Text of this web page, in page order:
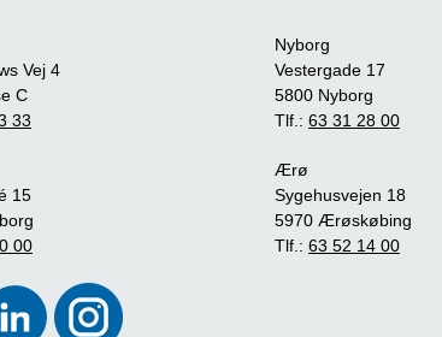
Vej 4
C
33
15
00
Nyborg
Vestergade 17
5800 Nyborg
Tlf.: 63 31 28 00
Ærø
Sygehusvejen 18
5970 Ærøskøbing
Tlf.: 63 52 14 00